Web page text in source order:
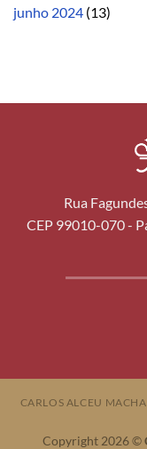
junho 2024 (13)
Rua
CEP 99010-070 -
CARLOS ALCEU
Copyright 2026 ©